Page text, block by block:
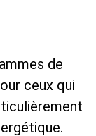
de
ceux qui